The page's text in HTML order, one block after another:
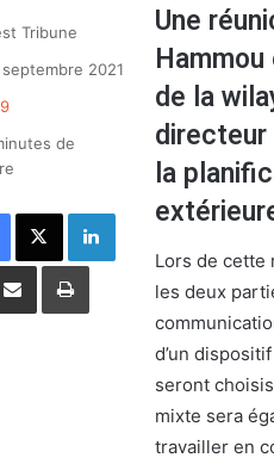
Une
de la
directeur
la
Lors de cette
les deux
d’un
seront
mixte sera
travailler en
Tribune
2021
de
Facebook X Linkedin
Partager par email Imprimer